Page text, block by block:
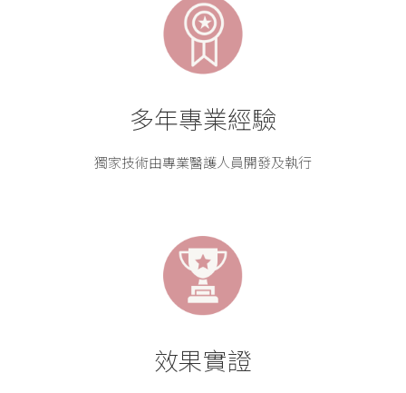
多年專業經驗
獨家技術由專業醫護人員開發及執行
效果實證